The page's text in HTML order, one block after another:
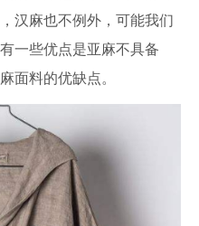
汉麻也不例外，可能我们
一些优点是亚麻不具备
面料的优缺点。